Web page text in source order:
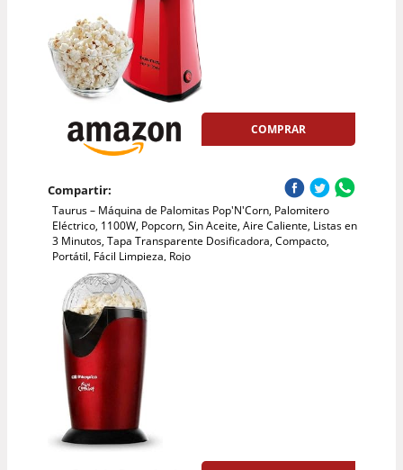
COMPRAR
Compartir:
Taurus – Máquina de Palomitas Pop'N'Corn, Palomitero
Eléctrico, 1100W, Popcorn, Sin Aceite, Aire Caliente, Listas en
3 Minutos, Tapa Transparente Dosificadora, Compacto,
Portátil, Fácil Limpieza, Rojo